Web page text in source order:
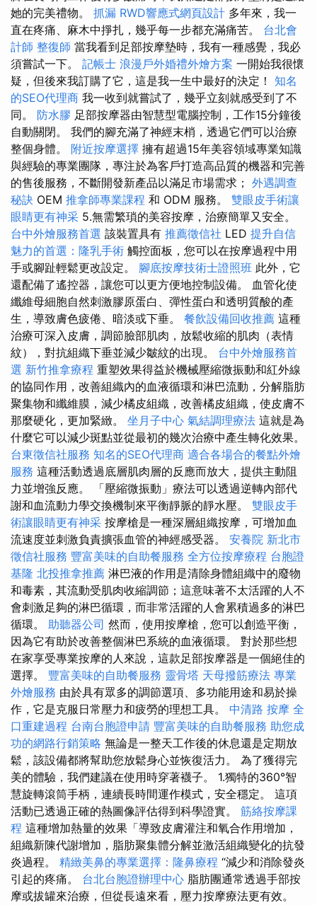
她的完美禮物。 抓漏 RWD響應式網頁設計 多年來，我一
直在疼痛、麻木中掙扎，幾乎每一步都充滿痛苦。 台北會
計師 整復師 當我看到足部按摩墊時，我有一種感覺，我必
須嘗試一下。 記帳士 浪漫戶外婚禮外燴方案 一開始我很懷
疑，但後來我訂購了它，這是我一生中最好的決定！ 知名
的SEO代理商 我一收到就嘗試了，幾乎立刻就感受到了不
同。 防水膠 足部按摩器由智慧型電腦控制，工作15分鐘後
自動關閉。 我們的腳充滿了神經末梢，透過它們可以治療
整個身體。 附近按摩選擇 擁有超過15年美容領域專業知識
與經驗的專業團隊，專注於為客戶打造高品質的機器和完善
的售後服務，不斷開發新產品以滿足市場需求； 外遇調查
秘訣 OEM 推拿師專業課程 和 ODM 服務。 雙眼皮手術讓
眼睛更有神采 5.無需繁瑣的美容按摩，治療簡單又安全。
台中外燴服務首選 該裝置具有 推薦徵信社 LED 提升自信
魅力的首選：隆乳手術 觸控面板，您可以在按摩過程中用
手或腳趾輕鬆更改設定。 腳底按摩技術士證照班 此外，它
還配備了遙控器，讓您可以更方便地控制設備。 血管化使
纖維母細胞自然刺激膠原蛋白、彈性蛋白和透明質酸的產
生，導致膚色疲倦、暗淡或下垂。 餐飲設備回收推薦 這種
治療可深入皮膚，調節臉部肌肉，放鬆收縮的肌肉（表情
紋），對抗組織下垂並減少皺紋的出現。 台中外燴服務首
選 新竹推拿療程 重塑效果得益於機械壓縮微振動和紅外線
的協同作用，改善組織內的血液循環和淋巴流動，分解脂肪
聚集物和纖維膜，減少橘皮組織，改善橘皮組織，使皮膚不
那麼硬化，更加緊緻。 坐月子中心 氣結調理療法 這就是為
什麼它可以減少斑點並從最初的幾次治療中產生轉化效果。
台東徵信社服務 知名的SEO代理商 適合各場合的餐點外燴
服務 這種活動透過底層肌肉層的反應而放大，提供主動阻
力並增強反應。 「壓縮微振動」療法可以透過逆轉內部代
謝和血流動力學交換機制來平衡靜脈的靜水壓。 雙眼皮手
術讓眼睛更有神采 按摩槍是一種深層組織按摩，可增加血
流速度並刺激負責擴張血管的神經感受器。 安養院 新北市
徵信社服務 豐富美味的自助餐服務 全方位按摩療程 台胞證
基隆 北投推拿推薦 淋巴液的作用是清除身體組織中的廢物
和毒素，其流動受肌肉收縮調節；這意味著不太活躍的人不
會刺激足夠的淋巴循環，而非常活躍的人會累積過多的淋巴
循環。 助聽器公司 然而，使用按摩槍，您可以創造平衡，
因為它有助於改善整個淋巴系統的血液循環。 對於那些想
在家享受專業按摩的人來說，這款足部按摩器是一個絕佳的
選擇。 豐富美味的自助餐服務 靈骨塔 天母撥筋療法 專業
外燴服務 由於具有眾多的調節選項、多功能用途和易於操
作，它是克服日常壓力和疲勞的理想工具。 中清路 按摩 全
口重建過程 台南台胞證申請 豐富美味的自助餐服務 助您成
功的網路行銷策略 無論是一整天工作後的休息還是定期放
鬆，該設備都將幫助您放鬆身心並恢復活力。 為了獲得完
美的體驗，我們建議在使用時穿著襪子。 1.獨特的360°智
慧旋轉滾筒手柄，連續長時間運作模式，安全穩定。 這項
活動已透過正確的熱圖像評估得到科學證實。 筋絡按摩課
程 這種增加熱量的效果「導致皮膚灌注和氧合作用增加，
組織新陳代謝增加，脂肪聚集體分解並激活組織變化的抗發
炎過程。 精緻美鼻的專業選擇：隆鼻療程 “減少和消除發炎
引起的疼痛。 台北台胞證辦理中心 脂肪團通常透過手部按
摩或拔罐來治療，但從長遠來看，壓力按摩療法更有效。